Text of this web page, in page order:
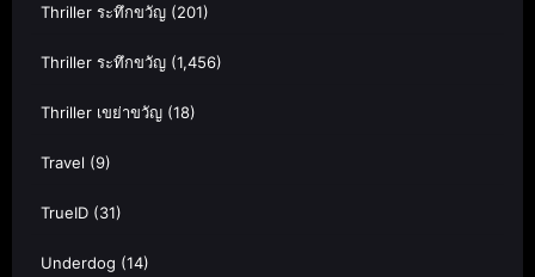
Thriller ระทึกขวัญ (201)
Thriller ระทึกขวัญ (1,456)
Thriller เขย่าขวัญ (18)
Travel (9)
TrueID (31)
Underdog (14)